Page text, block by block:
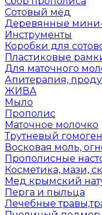
Сотовый мёд
Деревянные
Инструменты
Коробки для
Пластиковые
Для маточного
Апитерапия,
ЖИВА
Мыло
Прополис
Маточное молочко
Трутневый
Восковая моль,
Прополисные
Косметика, мази,
Мед крымский
Перга и пыльца
Лечебные